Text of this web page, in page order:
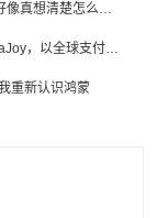
推出多款“神人”游戏后，腾讯好像真想清楚怎么做二次元了
PayPal China亮相2026 ChinaJoy，以全球支付能力助力中国游戏企业深化全球运营
重新认识鸿蒙